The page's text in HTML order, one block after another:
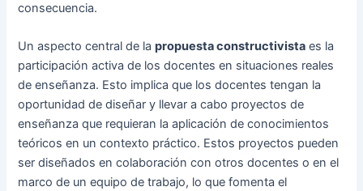
consecuencia.
Un aspecto central de lapropuesta constructivista es la
participación activa de los docentes en situaciones reales
de enseñanza. Esto implica que los docentes tengan la
oportunidad de diseñar y llevar a cabo proyectos de
enseñanza que requieran la aplicación de conocimientos
teóricos en un contexto práctico. Estos proyectos pueden
ser diseñados en colaboración con otros docentes o en el
marco de un equipo de trabajo, lo que fomenta el